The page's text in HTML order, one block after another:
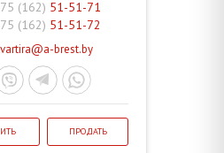
(162) 51-51-71
(162) 51-51-72
brest.by
ПРОДАТЬ